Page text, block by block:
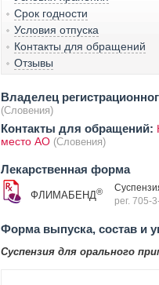
Срок годности
Условия отпуска
Контакты для обращений
Отзывы
Владелец
(Словения)
Контакты для обращений:
место АО (Словения)
Лекарственная форма
ФЛИМАБЕНД®
рег. 705-
Форма выпуска, состав и
Суспензия для орального